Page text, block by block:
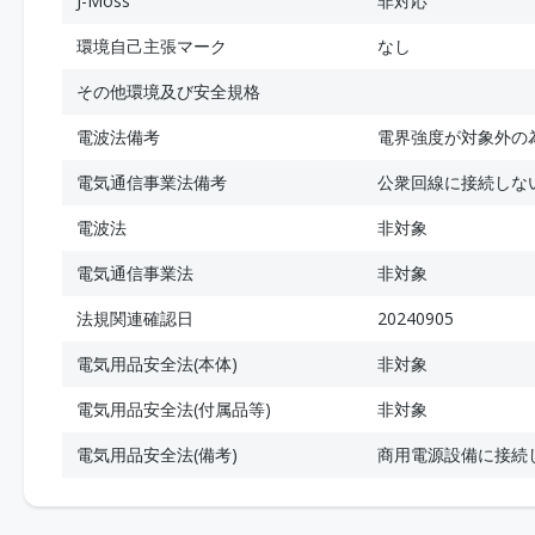
環境自己主張マーク
なし
その他環境及び安全規格
電波法備考
電界強度が対象外の
電気通信事業法備考
公衆回線に接続しな
電波法
非対象
電気通信事業法
非対象
法規関連確認日
20240905
電気用品安全法(本体)
非対象
電気用品安全法(付属品等)
非対象
電気用品安全法(備考)
商用電源設備に接続